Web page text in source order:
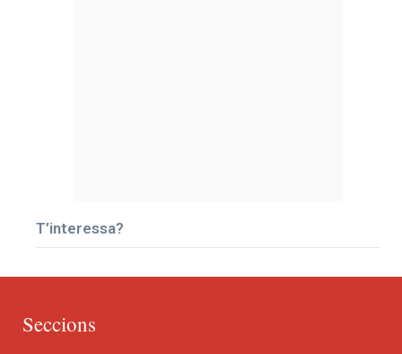
T’interessa?
Seccions